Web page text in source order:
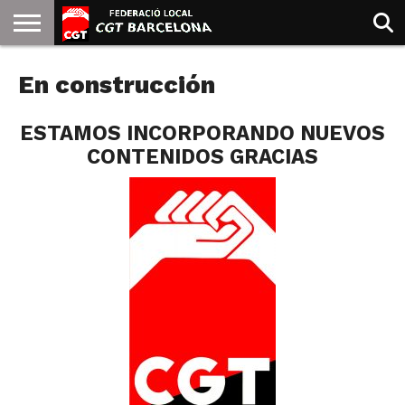
QUIENES
SOMOS
SINDICATOS
SOCIAL
JURIDICA/GUIAS
PRENSA Y
COMUNICACIÓN
FORMACIÓN
BIBLIOTECA
EMMA
RECURSOS
ES
En construcción
ESTAMOS INCORPORANDO NUEVOS
CONTENIDOS GRACIAS